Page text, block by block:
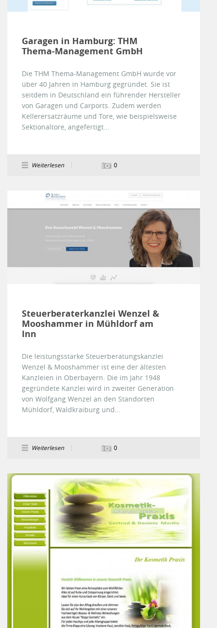
Garagen in Hamburg: THM
Thema-Management GmbH
Die THM Thema-Management GmbH wurde vor
über 40 Jahren in Hamburg gegründet. Sie ist
seitdem in Deutschland ein führender Hersteller
von Garagen und Carports. Zudem werden
Kellerersatzräume und Tore, wie beispielsweise
Sektionaltore, angefertigt...
Weiterlesen 0
Steuerberaterkanzlei Wenzel &
Mooshammer in Mühldorf am
Inn
Die leistungsstarke Steuerberatungskanzlei
Wenzel & Mooshammer ist eine der ältesten
Kanzleien in Oberbayern. Die im Jahr 1948
gegründete Kanzlei wird in zweiter Generation
von Wolfgang Wenzel an den Standorten
Mühldorf, Waldkraiburg und...
Weiterlesen 0